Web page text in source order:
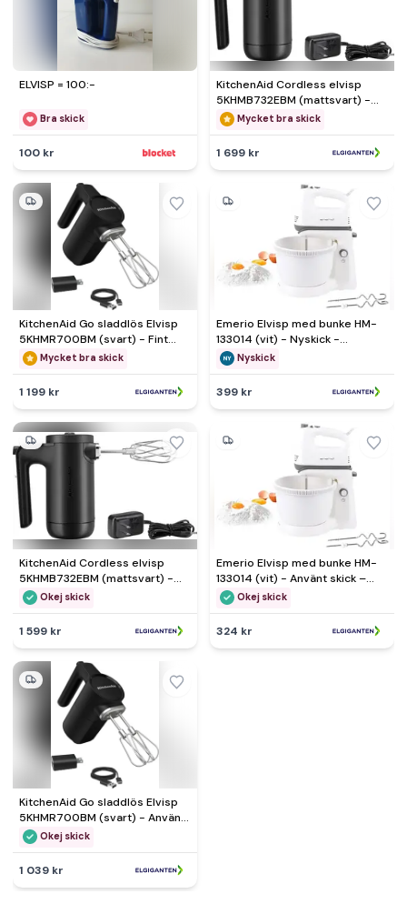
ELVISP = 100:-
Bra skick
100 kr
KitchenAid Cordless elvisp
5KHMB732EBM (mattsvart) -
Fint skick - lite slitage
Mycket bra skick
1 699 kr
KitchenAid Go sladdlös Elvisp
5KHMR700BM (svart) - Fint
skick - lite slitage
Mycket bra skick
1 199 kr
Emerio Elvisp med bunke HM-
133014 (vit) - Nyskick -
originalförpackning saknas
Nyskick
399 kr
KitchenAid Cordless elvisp
5KHMB732EBM (mattsvart) -
Använt skick – Tydliga spår av
användning
Okej skick
1 599 kr
Emerio Elvisp med bunke HM-
133014 (vit) - Använt skick –
Synliga skador, fullt funktionell
Okej skick
324 kr
KitchenAid Go sladdlös Elvisp
5KHMR700BM (svart) - Använt
skick – Synliga skador, fullt
funktionell
Okej skick
1 039 kr